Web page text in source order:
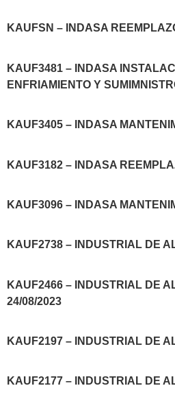
KAUFSN – INDASA
KAUF3481 – INDASA
ENFRIAMIENTO Y
KAUF3405 – INDASA
KAUF3182 – INDASA
KAUF3096 – INDASA
KAUF2738 – INDUSTRIAL DE
KAUF2466 – INDUSTRIAL DE
24/08/2023
KAUF2197 – INDUSTRIAL DE
KAUF2177 – INDUSTRIAL DE